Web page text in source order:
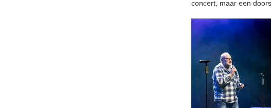
concert, maar een